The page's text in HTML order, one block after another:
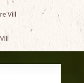
Vill